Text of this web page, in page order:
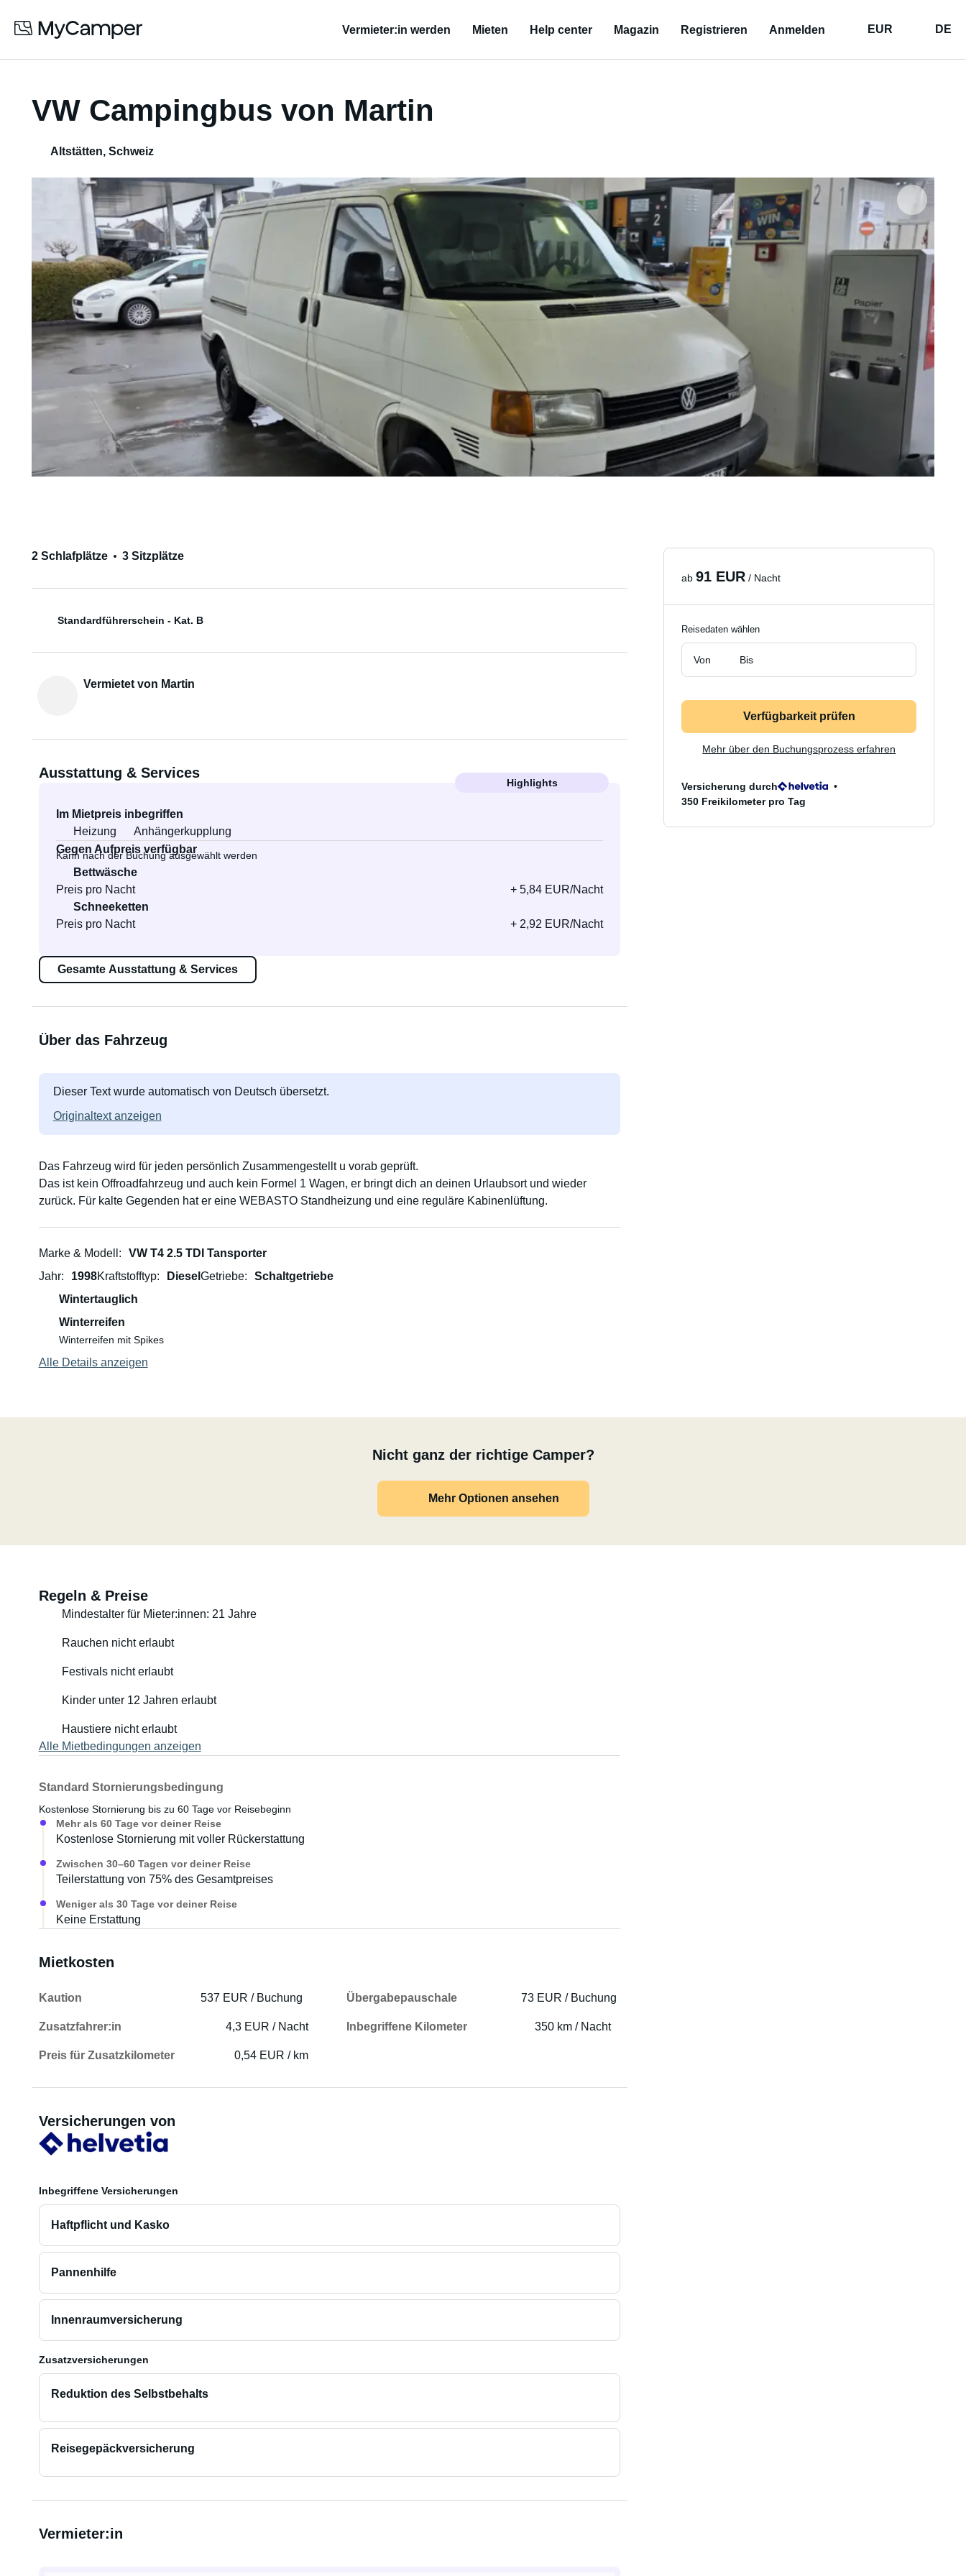
Vermieter:in werden Mieten Help center Magazin Registrieren Anmelden EUR DE
VW Campingbus von Martin
Altstätten, Schweiz
2 Schlafplätze 3 Sitzplätze
Standardführerschein - Kat. B
Vermietet von Martin
Ausstattung & Services
Highlights
Im Mietpreis inbegriffen
Heizung
Anhängerkupplung
Gegen Aufpreis verfügbar
Kann nach der Buchung ausgewählt werden
Bettwäsche
Preis pro Nacht
+ 5,84 EUR/Nacht
Schneeketten
Preis pro Nacht
+ 2,92 EUR/Nacht
Gesamte Ausstattung & Services
Über das Fahrzeug
Dieser Text wurde automatisch von Deutsch übersetzt.
Originaltext anzeigen
Das Fahrzeug wird für jeden persönlich Zusammengestellt u vorab geprüft.
Das ist kein Offroadfahrzeug und auch kein Formel 1 Wagen, er bringt dich an deinen Urlaubsort und wieder
zurück. Für kalte Gegenden hat er eine WEBASTO Standheizung und eine reguläre Kabinenlüftung.
Marke & Modell
VW T4 2.5 TDI Tansporter
Jahr
1998Kraftstofftyp Diesel Getriebe
Schaltgetriebe
Wintertauglich
Winterreifen
Winterreifen mit Spikes
Alle Details anzeigen
Nicht ganz der richtige Camper?
Mehr Optionen ansehen
Regeln & Preise
Mindestalter für Mieter:innen: 21 Jahre
Rauchen nicht erlaubt
Festivals nicht erlaubt
Kinder unter 12 Jahren erlaubt
Haustiere nicht erlaubt
Alle Mietbedingungen anzeigen
Standard Stornierungsbedingung
Kostenlose Stornierung bis zu 60 Tage vor Reisebeginn
Mehr als 60 Tage vor deiner Reise
Kostenlose Stornierung mit voller Rückerstattung
Zwischen 30–60 Tagen vor deiner Reise
Teilerstattung von 75% des Gesamtpreises
Weniger als 30 Tage vor deiner Reise
Keine Erstattung
Mietkosten
Kaution 537 EUR / Buchung Übergabepauschale 73 EUR / Buchung
Zusatzfahrer:in 4,3 EUR / Nacht Inbegriffene Kilometer 350 km / Nacht
Preis für Zusatzkilometer 0,54 EUR / km
Versicherungen von
Inbegriffene Versicherungen
Haftpflicht und Kasko
Pannenhilfe
Innenraumversicherung
Zusatzversicherungen
Reduktion des Selbstbehalts
Reisegepäckversicherung
Vermieter:in
ab91 EUR / Nacht
Reisedaten wählen
Von Bis
Verfügbarkeit prüfen
Mehr über den Buchungsprozess erfahren
Versicherung durch
350 Freikilometer pro Tag